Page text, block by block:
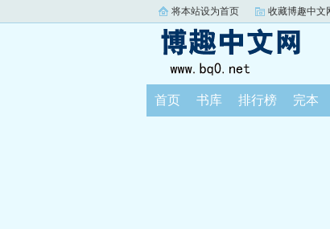
将本站设为首页 收藏博趣中文
首页 书库 排行榜 完本